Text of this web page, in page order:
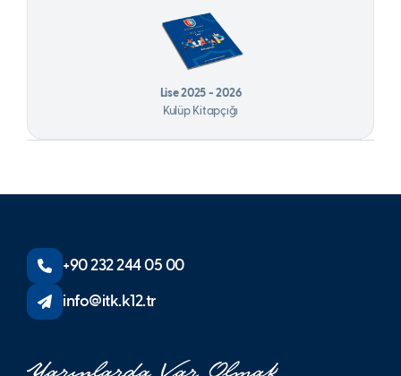
Lise 2025 - 2026
Kulüp Kitapçığı
+90 232 244 05 00
info@itk.k12.tr